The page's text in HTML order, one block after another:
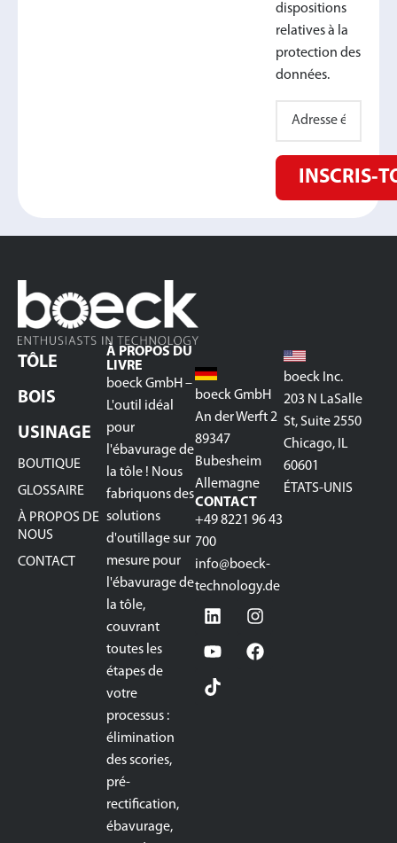
dispositions
relatives à la
protection des
données.
TÔLE
BOIS
USINAGE
BOUTIQUE
GLOSSAIRE
À PROPOS DE
NOUS
CONTACT
À PROPOS DU
LIVRE
boeck GmbH –
L'outil idéal
pour
l'ébavurage de
la tôle ! Nous
fabriquons des
solutions
d'outillage sur
mesure pour
l'ébavurage de
la tôle,
couvrant
toutes les
étapes de
votre
processus :
élimination
des scories,
pré-
rectification,
ébavurage,
boeck GmbH
An der Werft 2
89347
Bubesheim
Allemagne
CONTACT
+49 8221 96 43
700
info@boeck-
technology.de
boeck Inc.
203 N LaSalle
St, Suite 2550
Chicago, IL
60601
ÉTATS-UNIS